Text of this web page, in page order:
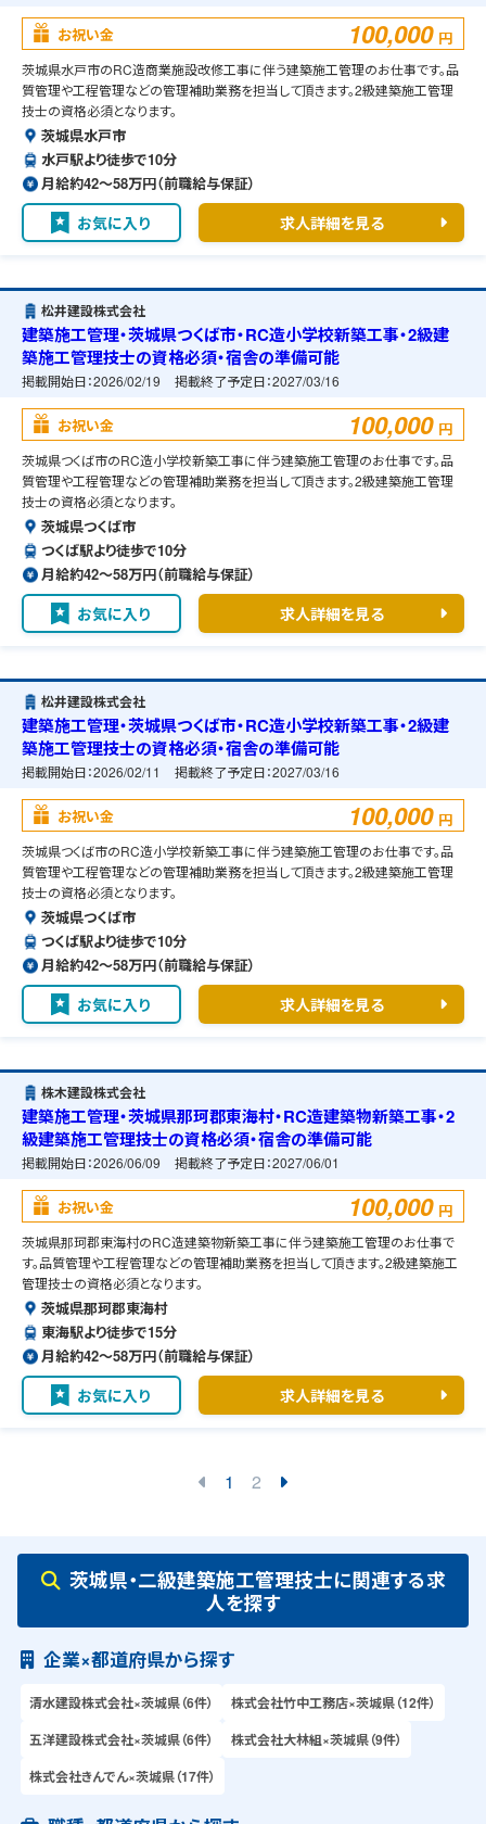
お祝い金 100,000 円
茨城県水戸市のRC造商業施設改修工事に伴う建築施工管理のお仕事です。品
質管理や工程管理などの管理補助業務を担当して頂きます。2級建築施工管理
技士の資格必須となります。
茨城県水戸市
水戸駅より徒歩で10分
月給約42〜58万円（前職給与保証）
お気に入り 求人詳細を見る
松井建設株式会社
建築施工管理・茨城県つくば市・RC造小学校新築工事・2級建
築施工管理技士の資格必須・宿舎の準備可能
掲載開始日：2026/02/19 掲載終了予定日：2027/03/16
お祝い金 100,000 円
茨城県つくば市のRC造小学校新築工事に伴う建築施工管理のお仕事です。品
質管理や工程管理などの管理補助業務を担当して頂きます。2級建築施工管理
技士の資格必須となります。
茨城県つくば市
つくば駅より徒歩で10分
月給約42〜58万円（前職給与保証）
お気に入り 求人詳細を見る
松井建設株式会社
建築施工管理・茨城県つくば市・RC造小学校新築工事・2級建
築施工管理技士の資格必須・宿舎の準備可能
掲載開始日：2026/02/11 掲載終了予定日：2027/03/16
お祝い金 100,000 円
茨城県つくば市のRC造小学校新築工事に伴う建築施工管理のお仕事です。品
質管理や工程管理などの管理補助業務を担当して頂きます。2級建築施工管理
技士の資格必須となります。
茨城県つくば市
つくば駅より徒歩で10分
月給約42〜58万円（前職給与保証）
お気に入り 求人詳細を見る
株木建設株式会社
建築施工管理・茨城県那珂郡東海村・RC造建築物新築工事・2
級建築施工管理技士の資格必須・宿舎の準備可能
掲載開始日：2026/06/09 掲載終了予定日：2027/06/01
お祝い金 100,000 円
茨城県那珂郡東海村のRC造建築物新築工事に伴う建築施工管理のお仕事で
す。品質管理や工程管理などの管理補助業務を担当して頂きます。2級建築施工
管理技士の資格必須となります。
茨城県那珂郡東海村
東海駅より徒歩で15分
月給約42〜58万円（前職給与保証）
お気に入り 求人詳細を見る
1 2
茨城県・二級建築施工管理技士に関連する求
人を探す
企業×都道府県から探す
清水建設株式会社×茨城県（6件）
株式会社竹中工務店×茨城県（12件）
五洋建設株式会社×茨城県（6件）
株式会社大林組×茨城県（9件）
株式会社きんでん×茨城県（17件）